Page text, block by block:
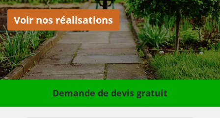
Voir nos réalisations
Demande de devis gratuit